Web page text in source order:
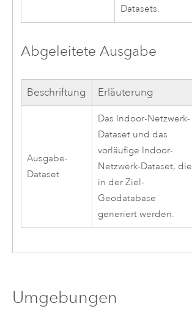
Datasets.
Abgeleitete Ausgabe
Beschriftung Erläuterung
Ausgabe-
Dataset
Das Indoor-Netzwerk-
Dataset und das
vorläufige Indoor-
Netzwerk-Dataset, die
in der Ziel-
Geodatabase
generiert werden.
Umgebungen